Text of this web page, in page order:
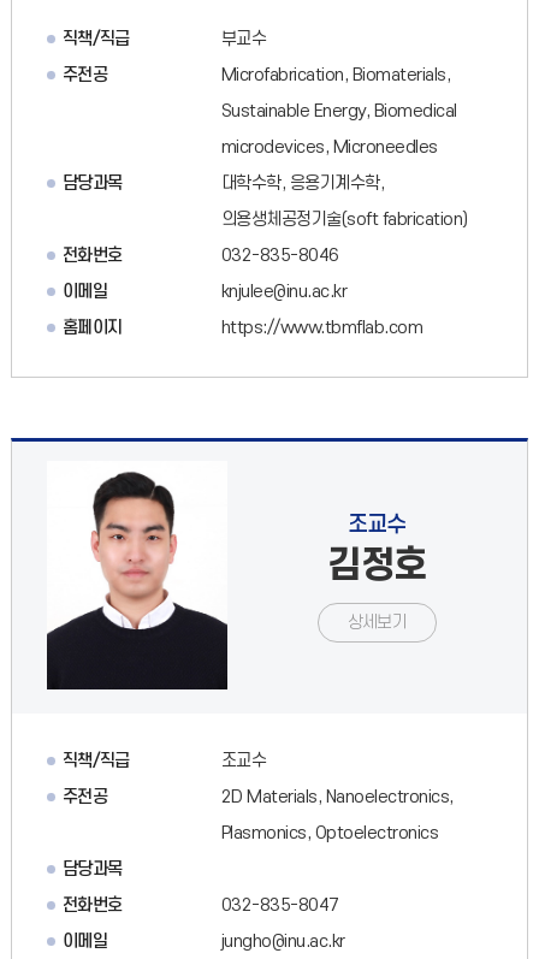
직책/직급
부교수
주전공
Microfabrication, Biomaterials,
Sustainable Energy, Biomedical
microdevices, Microneedles
담당과목
대학수학, 응용기계수학,
의용생체공정기술(soft fabrication)
전화번호
032-835-8046
이메일
knjulee@inu.ac.kr
홈페이지
https://www.tbmflab.com
조교수
김정호
상세보기
직책/직급
조교수
주전공
2D Materials, Nanoelectronics,
Plasmonics, Optoelectronics
담당과목
전화번호
032-835-8047
이메일
jungho@inu.ac.kr